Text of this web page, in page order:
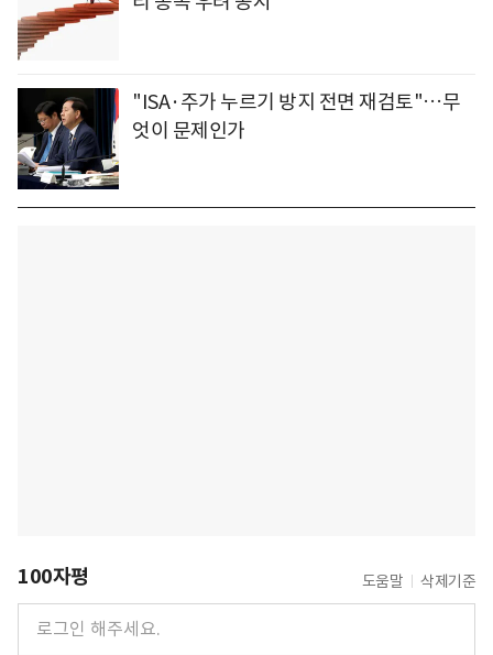
"ISA·주가 누르기 방지 전면 재검토"…무
엇이 문제인가
100자평 도움말 삭제기준